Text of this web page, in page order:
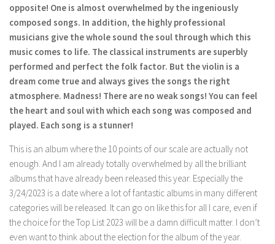
opposite! One is almost overwhelmed by the ingeniously
composed songs. In addition, the highly professional
musicians give the whole sound the soul through which this
music comes to life. The classical instruments are superbly
performed and perfect the folk factor. But the violin is a
dream come true and always gives the songs the right
atmosphere. Madness! There are no weak songs! You can feel
the heart and soul with which each song was composed and
played. Each song is a stunner!
This is an album where the 10 points of our scale are actually not
enough. And I am already totally overwhelmed by all the brilliant
albums that have already been released this year. Especially the
3/24/2023 is a date where a lot of fantastic albums in many different
categories will be released. It can go on like this for all I care, even if
the choice for the Top List 2023 will be a damn difficult matter. I don’t
even want to think about the election for the album of the year.